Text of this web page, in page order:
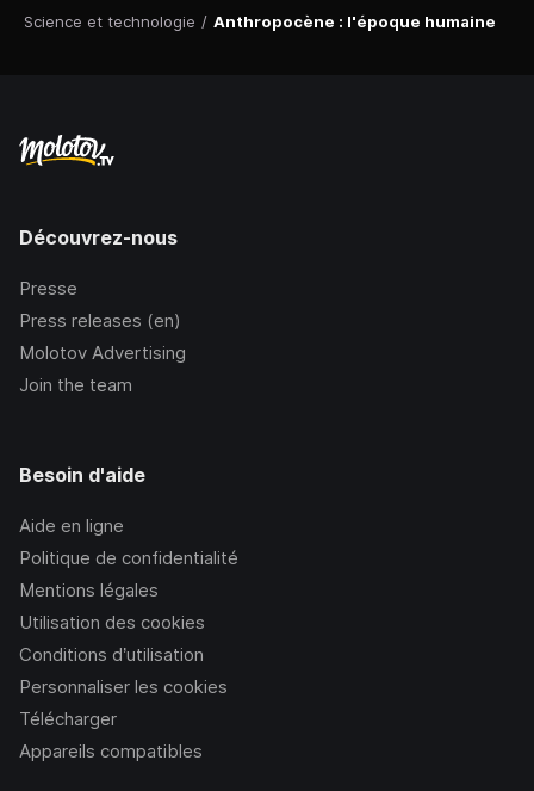
Science et technologie / Anthropocène : l'époque humaine
Découvrez-nous
Presse
Press releases (en)
Molotov Advertising
Join the team
Besoin d'aide
Aide en ligne
Politique de confidentialité
Mentions légales
Utilisation des cookies
Conditions d’utilisation
Personnaliser les cookies
Télécharger
Appareils compatibles